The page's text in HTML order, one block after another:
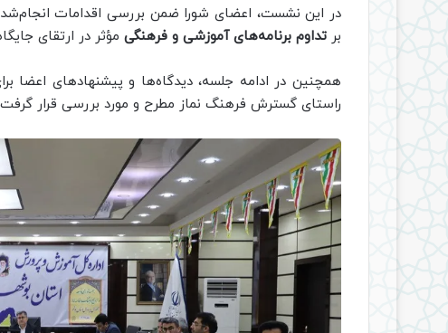
در این نشست، اعضای شورا ضمن بررسی اقدامات
بر تداوم برنامه‌های آموزشی و فرهنگی مؤثر در ارتقای
همچنین در ادامه جلسه، دیدگاه‌ها و پیشنهادهای اعضا
راستای گسترش فرهنگ نماز مطرح و مورد بررسی قرار